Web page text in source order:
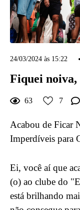
24/03/2024 às 15:22
Fiquei noiva,
63 7
Acabou de Ficar
Imperdíveis para
Ei, você aí que
(o) ao clube do
está brilhando